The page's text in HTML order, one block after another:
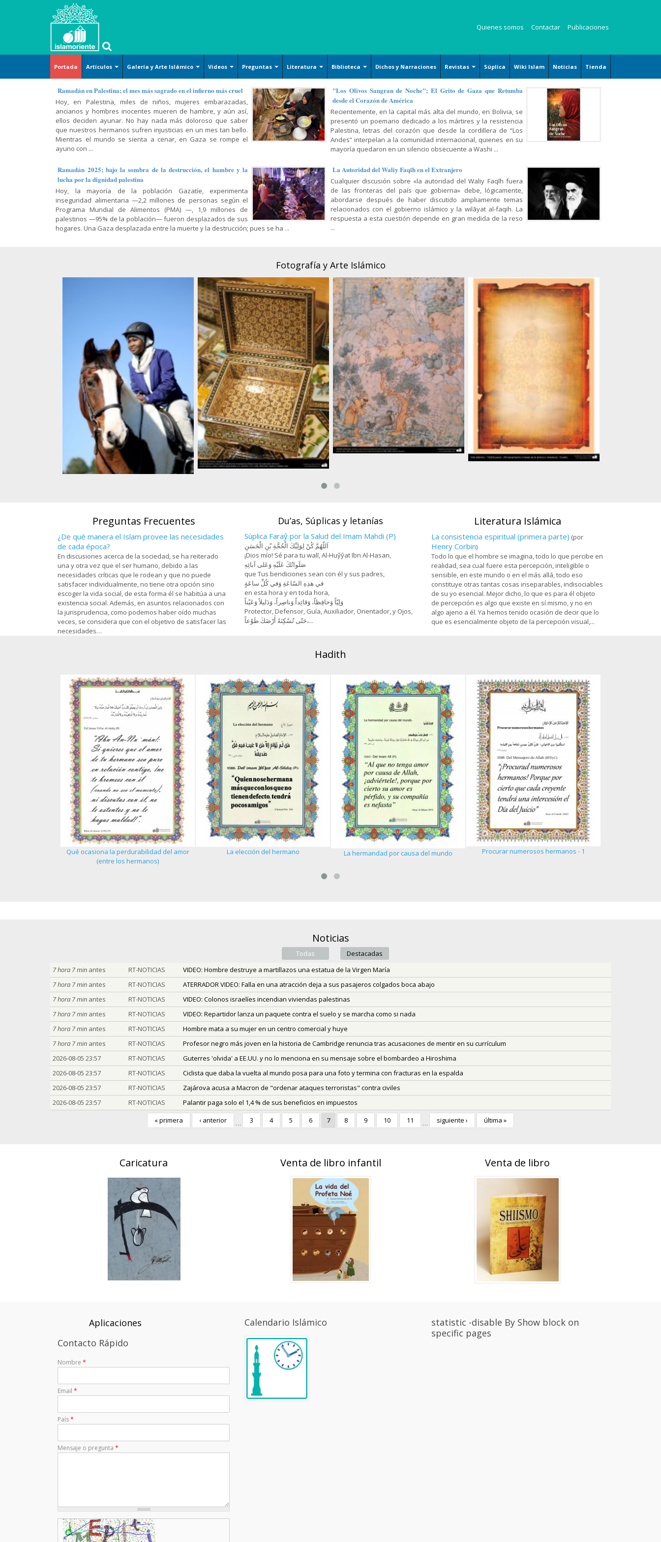
Quienes somos Contactar Publicaciones
Portada Artículos
Islam
básico
Derecho
Religión-
Ética
Doctrina
Shiismo
Oración-
Súplica
Filosofía-
Gnosis
Corán-
Hadiz-
Dichos
Arte-
Cultura-
Civilización
Familia-
Educación
Historia-
Biografía
Ciencias
Sociología
(pdf)
Galería y Arte Islámico
Arte islámico
Arquitecture
Handicrafts
Islamic Calligraphy
Persian Miniature
Armamentos y utensilios
decorados artísticamente
Pintura
Cerámicas islámicas
Caricatura
Lugares sagrados
Mujer musulmana
Videos
Arte y
Cultura
Tafsir del
Corán
(exégesis)
Diálogo
Lamentación
y
celebración
Recitación
del Corán
Métodos
de la
lectura del
Corán
Conferencia,
discurso y
Historia y
política
Varios
Película,
serie y
animación
Preguntas
Islam
(definición)
Cosmovisión
islámica
Doctrina
islámica
Historia
El Shiismo y
las demás
escuelas
islámicas
Islam y
temas
sociales
Jurisprudencia
y leyes
prácticas
islámica
Religiones
comparadas
Sagrado
Corán
El Shiismo y
Literatura
Ensayos literarios
Poesía
Cuentos
Biblioteca
Islam básico
Derechos
Oración y Súplica
Filosofía y Gnosis
Sociología y Historia
Religión, Política y Ética
Mujer, Familia y Educación
Doctrina Islámica y Shiismo
Dichos y Narraciones Revistas
Revista Kauzar
Revista Zaqalain
Súplica Wiki Islam Noticias Tienda
Ramadán en Palestina; el mes más sagrado en el infierno más cruel
Hoy, en Palestina, miles de niños, mujeres embarazadas,
ancianos y hombres inocentes mueren de hambre, y aún así,
ellos deciden ayunar. No hay nada más doloroso que saber
que nuestros hermanos sufren injusticias en un mes tan bello.
Mientras el mundo se sienta a cenar, en Gaza se rompe el
ayuno con ...
"Los Olivos Sangran de Noche"; El Grito de Gaza que Retumba
desde el Corazón de América
Recientemente, en la capital más alta del mundo, en Bolivia, se
presentó un poemario dedicado a los mártires y la resistencia
Palestina, letras del corazón que desde la cordillera de “Los
Andes” interpelan a la comunidad internacional, quienes en su
mayoría quedaron en un silencio obsecuente a Washi ...
Ramadán 2025; bajo la sombra de la destrucción, el hambre y la
lucha por la dignidad palestina
Hoy, la mayoría de la población Gazatíe, experimenta
inseguridad alimentaria —2,2 millones de personas según el
Programa Mundial de Alimentos (PMA) —, 1,9 millones de
palestinos —95% de la población— fueron desplazados de sus
hogares. Una Gaza desplazada entre la muerte y la destrucción; pues se ha ...
La Autoridad del Waliy Faqīh en el Extranjero
Cualquier discusión sobre «la autoridad del Waliy Faqīh fuera
de las fronteras del país que gobierna» debe, lógicamente,
abordarse después de haber discutido ampliamente temas
relacionados con el gobierno islámico y la wilāyat al-faqih. La
respuesta a esta cuestión depende en gran medida de la reso
...
Fotografía y Arte Islámico
Preguntas Frecuentes
¿De qué manera el Islam provee las necesidades
de cada época?
En discusiones acerca de la sociedad, se ha reiterado
una y otra vez que el ser humano, debido a las
necesidades críticas que le rodean y que no puede
satisfacer individualmente, no tiene otra opción sino
escoger la vida social, de esta forma él se habitúa a una
existencia social. Además, en asuntos relacionados con
la jurisprudencia, como podemos haber oído muchas
veces, se considera que con el objetivo de satisfacer las
necesidades…
Du’as, Súplicas y letanías
Súplica Faraŷ por la Salud del Imam Mahdi (P)
اَللّهُمَّ كُنْ لِوَلِيِّكَ الْحُجَّةِ بْنِ الْحَسَنِ
¡Dios mío! Sé para tu walī, Al-Huŷŷat Ibn Al-Hasan,
صَلَواتُكَ عَلَيْهِ وَعَلى آبائِهِ
que Tus bendiciones sean con él y sus padres,
في هذِهِ السّاعَةِ وَفي كُلِّ ساعَةٍ
en esta hora y en toda hora,
وَلِيّاً وَحافِظاً، وَقائِداً ‏وَناصِراً، وَدَليلاً وَعَيْناً
Protector, Defensor, Guía, Auxiliador, Orientador, y Ojos,
حَتّى تُسْكِنَهُ أَرْضَكَ طَوْعاً،...
Literatura Islámica
La consistencia espiritual (primera parte) (por
Henry Corbin)
Todo lo que el hombre se imagina, todo lo que percibe en
realidad, sea cual fuere esta percepción, inteligible o
sensible, en este mundo o en el más allá, todo eso
constituye otras tantas cosas inseparables, indisociables
de su yo esencial. Mejor dicho, lo que es para él objeto
de percepción es algo que existe en sí mismo, y no en
algo ajeno a él. Ya hemos tenido ocasión de decir que lo
que es esencialmente objeto de la percepción visual,...
Hadith
Qué ocasiona la perdurabilidad del amor
(entre los hermanos)
La elección del hermano La hermandad por causa del mundo Procurar numerosos hermanos - 1
Noticias
Todas (active tab)Destacadas
7 hora 7 min antes RT-NOTICIAS
VIDEO: Hombre destruye a martillazos una estatua de la Virgen María
7 hora 7 min antes RT-NOTICIAS
ATERRADOR VIDEO: Falla en una atracción deja a sus pasajeros colgados boca abajo
7 hora 7 min antes RT-NOTICIAS
VIDEO: Colonos israelíes incendian viviendas palestinas
7 hora 7 min antes RT-NOTICIAS
VIDEO: Repartidor lanza un paquete contra el suelo y se marcha como si nada
7 hora 7 min antes RT-NOTICIAS
Hombre mata a su mujer en un centro comercial y huye
7 hora 7 min antes RT-NOTICIAS
Profesor negro más joven en la historia de Cambridge renuncia tras acusaciones de mentir en su currículum
2026-08-05 23:57
RT-NOTICIAS
Guterres 'olvida' a EE.UU. y no lo menciona en su mensaje sobre el bombardeo a Hiroshima
2026-08-05 23:57
RT-NOTICIAS
Ciclista que daba la vuelta al mundo posa para una foto y termina con fracturas en la espalda
2026-08-05 23:57
RT-NOTICIAS
Zajárova acusa a Macron de "ordenar ataques terroristas" contra civiles
2026-08-05 23:57
RT-NOTICIAS
Palantir paga solo el 1,4 % de sus beneficios en impuestos
« primera
‹ anterior … 3 4 5 6 7 8 9 10 11 … siguiente › última »
Caricatura Venta de libro infantil Venta de libro
Aplicaciones
Contacto Rápido
Nombre *
Email *
País*
Mensaje o pregunta *
Calendario Islámico
statistic -disable By Show block on
specific pages